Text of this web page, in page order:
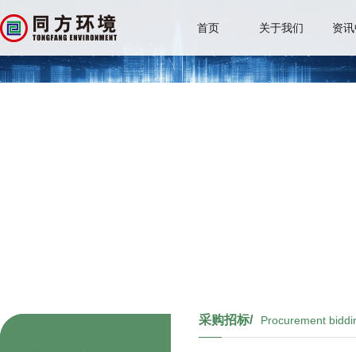
首页 关于我们 资
采购招标/ Procurement